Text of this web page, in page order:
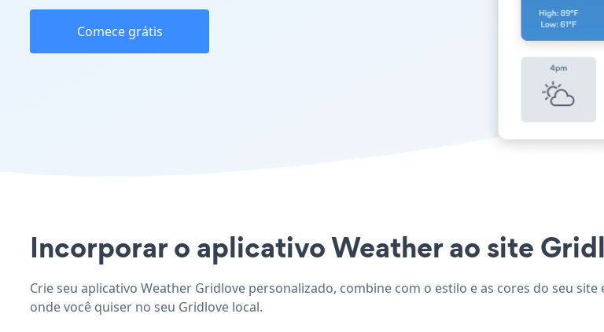
Comece grátis
Incorporar o aplicativo Weather ao site
Crie seu aplicativo Weather Gridlove personalizado, combine com o estilo e as cores do seu
onde você quiser no seu Gridlove local.